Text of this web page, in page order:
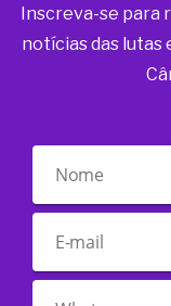
Inscreva-se para
notícias das lutas